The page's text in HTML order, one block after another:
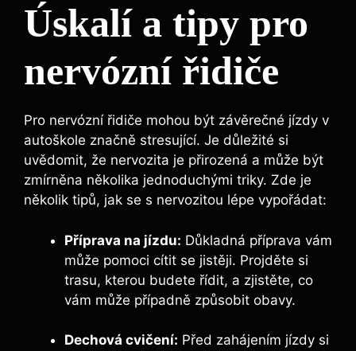
Úskalí a tipy pro
nervózní řidiče
Pro nervózní řidiče mohou být závěrečné jízdy v
autoškole značně stresující. Je důležité si
uvědomit, že nervozita je přirozená a může být
zmírněna několika jednoduchými triky. Zde je
několik tipů, jak se s nervozitou lépe vypořádat:
Příprava na jízdu: Důkladná příprava vám
může pomoci cítit se jistěji. Projděte si
trasu, kterou budete řídit, a zjistěte, co
vám může případně způsobit obavy.
Dechová cvičení: Před zahájením jízdy si